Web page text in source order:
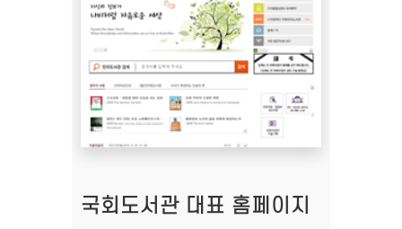
국회도서관 대표 홈페이지